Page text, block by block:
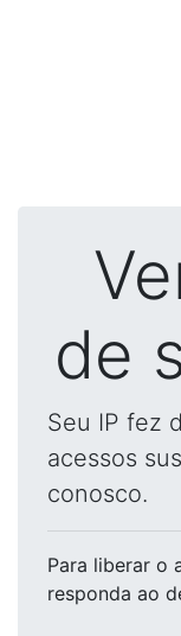
de
Seu IP fez
acessos
conosco.
Para liberar o
responda ao